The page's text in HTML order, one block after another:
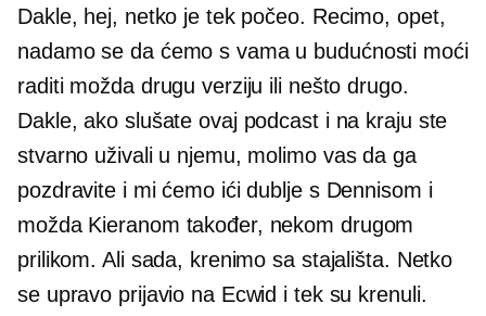
Dakle, hej, netko je tek počeo. Recimo, opet,
nadamo se da ćemo s vama u budućnosti moći
raditi možda drugu verziju ili nešto drugo.
Dakle, ako slušate ovaj podcast i na kraju ste
stvarno uživali u njemu, molimo vas da ga
pozdravite i mi ćemo ići dublje s Dennisom i
možda Kieranom također, nekom drugom
prilikom. Ali sada, krenimo sa stajališta. Netko
se upravo prijavio na Ecwid i tek su krenuli.